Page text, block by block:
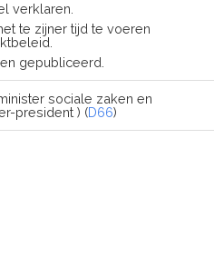
verklaren.
te zijner tijd te voeren
gepubliceerd.
sociale zaken en
president ) (D66)